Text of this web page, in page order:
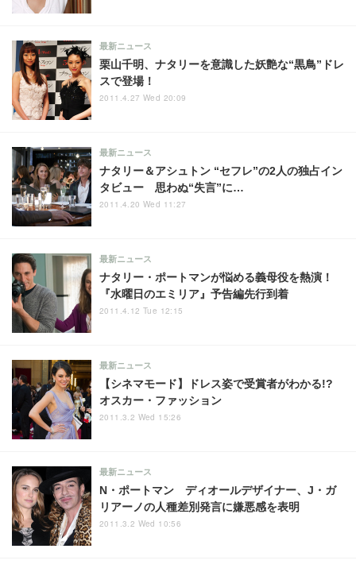
栗山千明、ナタリーを意識した妖艶な“黒鳥”ドレ
スで登場！
最新ニュース
2011.4.27 Wed 20:09
ナタリー＆アシュトン “セフレ”の2人の独占イン
タビュー 思わぬ“失言”に…
最新ニュース
2011.4.20 Wed 11:27
ナタリー・ポートマンが悩める義母役を熱演！
『水曜日のエミリア』予告編先行到着
最新ニュース
2011.4.12 Tue 12:15
【シネマモード】ドレス姿で受賞者がわかる!?
オスカー・ファッション
最新ニュース
2011.3.2 Wed 15:26
N・ポートマン ディオールデザイナー、J・ガ
リアーノの人種差別発言に嫌悪感を表明
最新ニュース
2011.3.2 Wed 10:56